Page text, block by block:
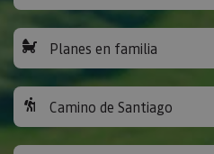
Planes en familia
Camino de Santiago